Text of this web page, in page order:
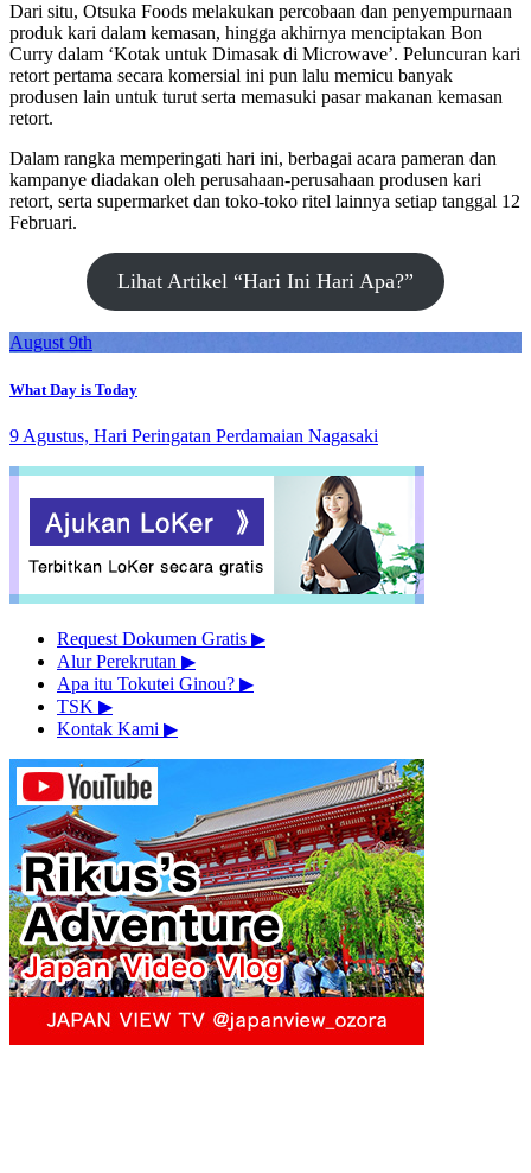
Dari situ, Otsuka Foods melakukan percobaan dan penyempurnaan
produk kari dalam kemasan, hingga akhirnya menciptakan Bon
Curry dalam ‘Kotak untuk Dimasak di Microwave’. Peluncuran kari
retort pertama secara komersial ini pun lalu memicu banyak
produsen lain untuk turut serta memasuki pasar makanan kemasan
retort.
Dalam rangka memperingati hari ini, berbagai acara pameran dan
kampanye diadakan oleh perusahaan-perusahaan produsen kari
retort, serta supermarket dan toko-toko ritel lainnya setiap tanggal 12
Februari.
Lihat Artikel “Hari Ini Hari Apa?”
August 9th
What Day is Today
9 Agustus, Hari Peringatan Perdamaian Nagasaki
Request Dokumen Gratis ▶︎
Alur Perekrutan ▶︎
Apa itu Tokutei Ginou? ▶︎
TSK ▶︎
Kontak Kami ▶︎